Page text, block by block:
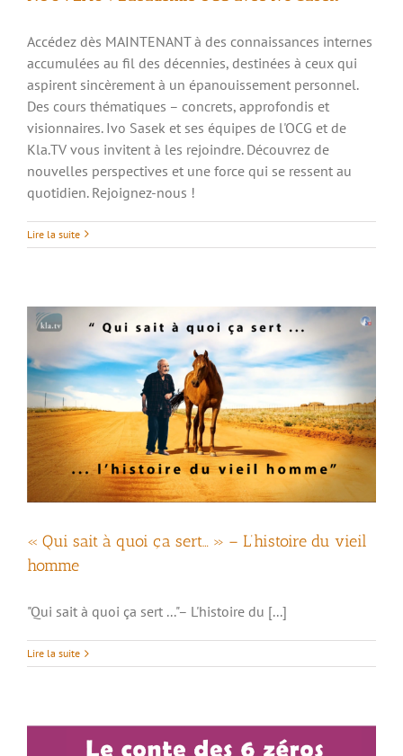
Accédez dès MAINTENANT à des connaissances internes
accumulées au fil des décennies, destinées à ceux qui
aspirent sincèrement à un épanouissement personnel.
Des cours thématiques – concrets, approfondis et
visionnaires. Ivo Sasek et ses équipes de l'OCG et de
Kla.TV vous invitent à les rejoindre. Découvrez de
nouvelles perspectives et une force qui se ressent au
quotidien. Rejoignez-nous !
Lire la suite
« Qui sait à quoi ça sert… » – L’histoire du
vieil homme
« Qui sait à quoi ça sert… » – L’histoire du vieil
homme
"Qui sait à quoi ça sert ..."– L'histoire du [...]
Lire la suite
Le conte des 6 zéros